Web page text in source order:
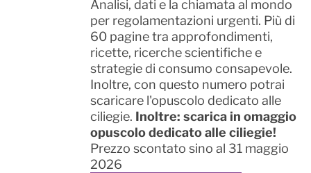
Analisi, dati e la chiamata al mondo
per regolamentazioni urgenti. Più di
60 pagine tra approfondimenti,
ricette, ricerche scientifiche e
strategie di consumo consapevole.
Inoltre, con questo numero potrai
scaricare l'opuscolo dedicato alle
ciliegie. Inoltre: scarica in omaggio
opuscolo dedicato alle ciliegie!
Prezzo scontato sino al 31 maggio
2026